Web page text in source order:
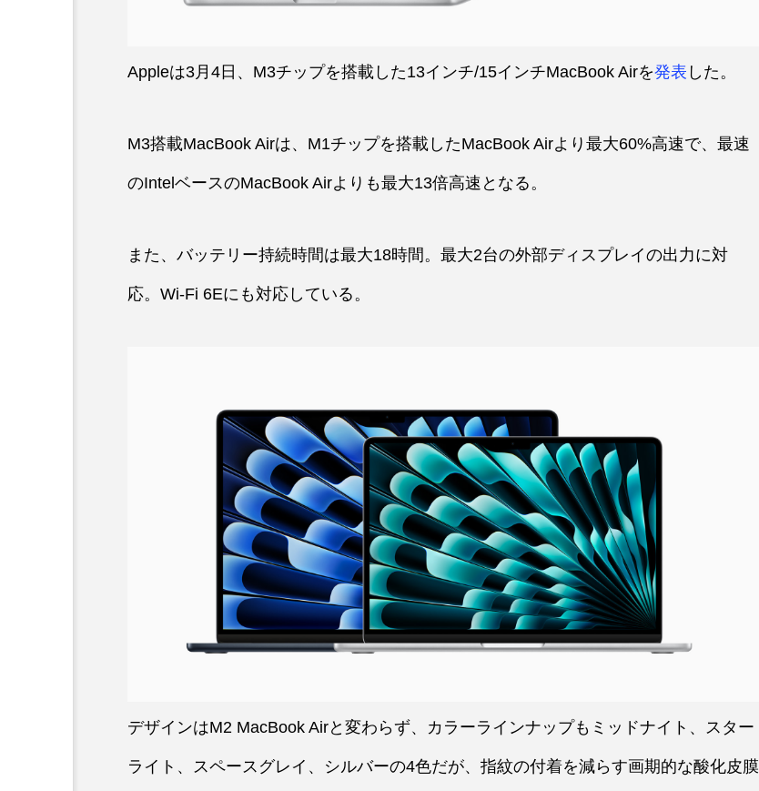
Appleは3月4日、M3チップを搭載した13インチ/15インチMacBook Airを発表 した。
M3搭載MacBook Airは、M1チップを搭載したMacBook Airより最大60%高速で、最速
のIntelベースのMacBook Airよりも最大13倍高速となる。
また、バッテリー持続時間は最大18時間。最大2台の外部ディスプレイの出力に対
応。Wi-Fi 6Eにも対応している。
デザインはM2 MacBook Airと変わらず、カラーラインナップもミッドナイト、スター
ライト、スペースグレイ、シルバーの4色だが、指紋の付着を減らす画期的な酸化皮膜